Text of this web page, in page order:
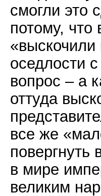
смогли это
потому, что
«выскочили
оседлости
вопрос – а
оттуда
все же
в мире
великим